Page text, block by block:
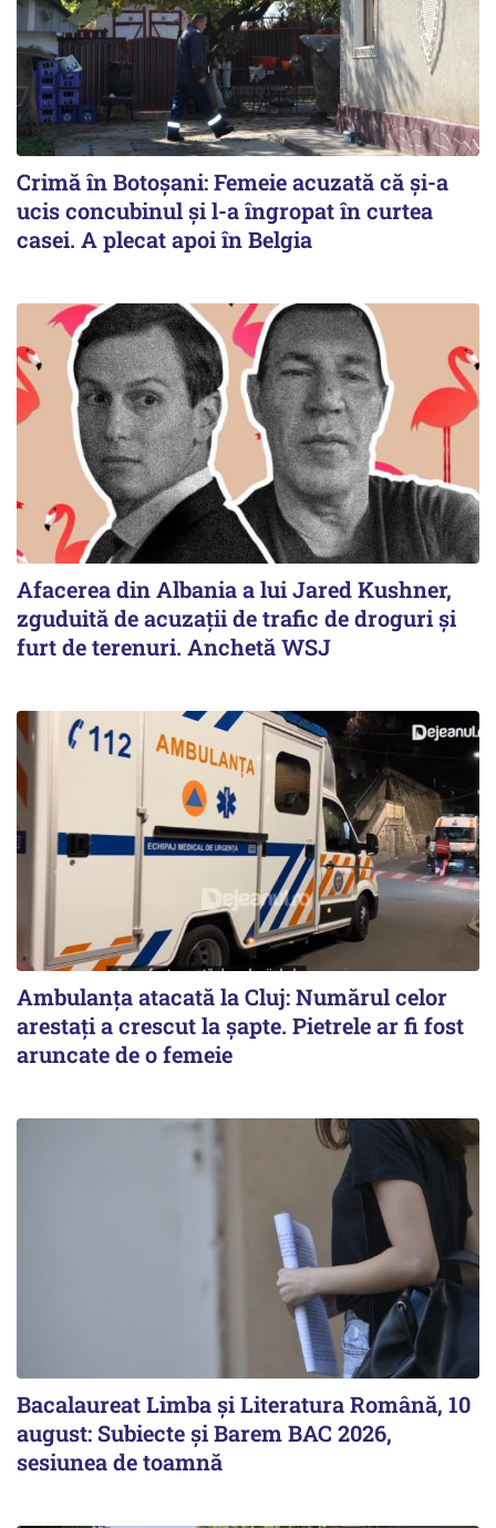
Crimă în Botoșani: Femeie acuzată că și-a
ucis concubinul și l-a îngropat în curtea
casei. A plecat apoi în Belgia
Afacerea din Albania a lui Jared Kushner,
zguduită de acuzații de trafic de droguri și
furt de terenuri. Anchetă WSJ
Ambulanța atacată la Cluj: Numărul celor
arestați a crescut la șapte. Pietrele ar fi fost
aruncate de o femeie
Bacalaureat Limba și Literatura Română, 10
august: Subiecte și Barem BAC 2026,
sesiunea de toamnă